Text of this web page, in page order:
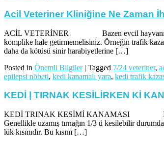
Acil Veteriner Kliniğine Ne Zaman
ACİL VETERİNER Bazen evcil hayvanımızda
komplike hale getirmemelisiniz. Örneğin trafik
daha da kötüsü sinir harabiyetlerine […]
Posted in Önemli Bilgiler| Tagged 7/24 veteriner,
epilepsi nöbeti, kedi kanamalı yara, kedi trafik
KEDİ | TIRNAK KESİLİRKEN Kİ
KEDİ TRINAK KESİMİ KANAMASI Kedikerin
Genellikle uzamış tırnağın 1/3 ü kesilebilir
lük kısmıdır. Bu kısım […]